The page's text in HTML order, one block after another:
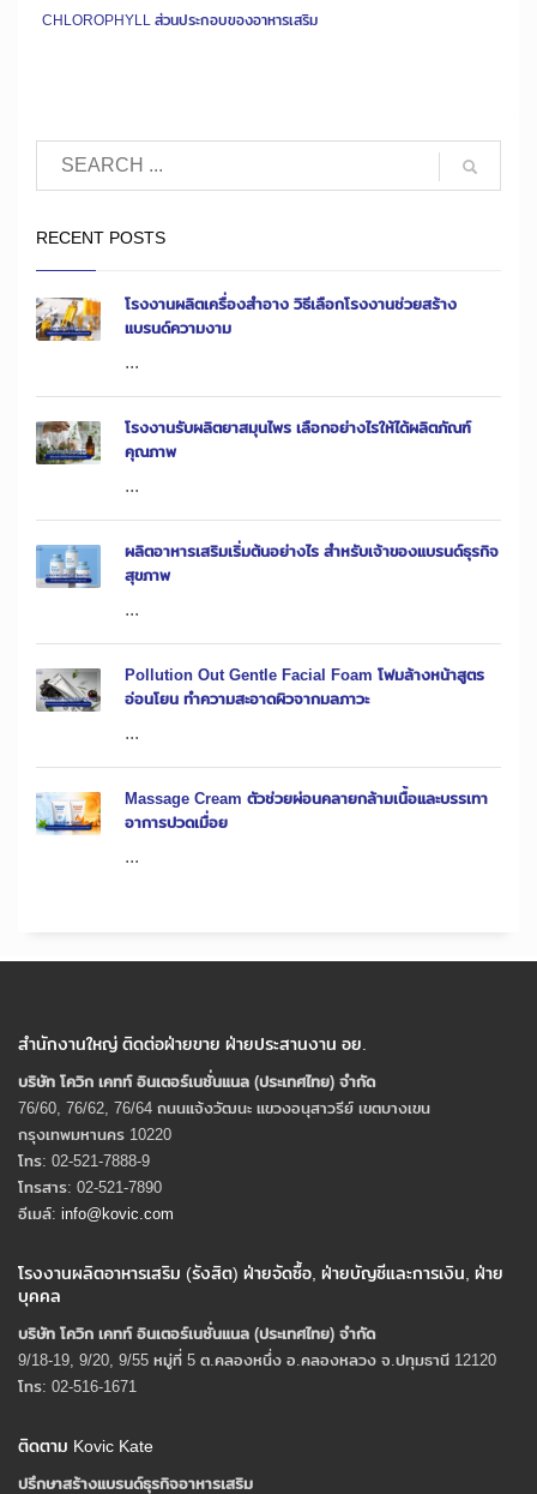
CHLOROPHYLL ส่วนประกอบของอาหารเสริม
RECENT POSTS
โรงงานผลิตเครื่องสำอาง วิธีเลือกโรงงานช่วยสร้าง
แบรนด์ความงาม
...
โรงงานรับผลิตยาสมุนไพร เลือกอย่างไรให้ได้ผลิตภัณฑ์
คุณภาพ
...
ผลิตอาหารเสริมเริ่มต้นอย่างไร สำหรับเจ้าของแบรนด์ธุรกิจ
สุขภาพ
...
Pollution Out Gentle Facial Foam โฟมล้างหน้าสูตร
อ่อนโยน ทำความสะอาดผิวจากมลภาวะ
...
Massage Cream ตัวช่วยผ่อนคลายกล้ามเนื้อและบรรเทา
อาการปวดเมื่อย
...
สำนักงานใหญ่ ติดต่อฝ่ายขาย ฝ่ายประสานงาน อย.
บริษัท โควิก เคทท์ อินเตอร์เนชั่นแนล (ประเทศไทย) จํากัด
76/60, 76/62, 76/64 ถนนแจ้งวัฒนะ แขวงอนุสาวรีย์ เขตบางเขน
กรุงเทพมหานคร 10220
โทร: 02-521-7888-9
โทรสาร: 02-521-7890
อีเมล์: info@kovic.com
โรงงานผลิตอาหารเสริม (รังสิต) ฝ่ายจัดซื้อ, ฝ่ายบัญชีและการเงิน, ฝ่าย
บุคคล
บริษัท โควิก เคทท์ อินเตอร์เนชั่นแนล (ประเทศไทย) จํากัด
9/18-19, 9/20, 9/55 หมู่ที่ 5 ต.คลองหนึ่ง อ.คลองหลวง จ.ปทุมธานี 12120
โทร: 02-516-1671
ติดตาม Kovic Kate
ปรึกษาสร้างแบรนด์ธุรกิจอาหารเสริม